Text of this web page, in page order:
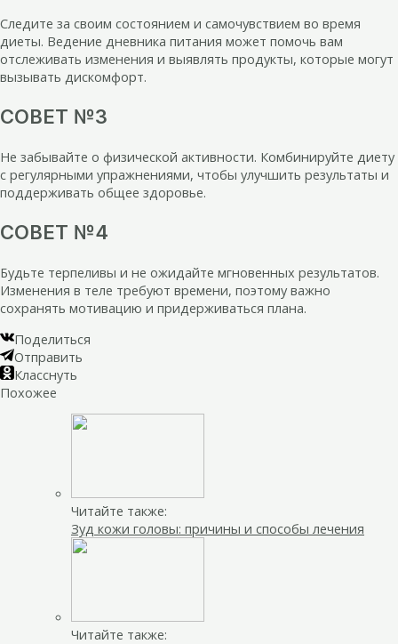
Следите за своим состоянием и самочувствием во время
диеты. Ведение дневника питания может помочь вам
отслеживать изменения и выявлять продукты, которые могут
вызывать дискомфорт.
СОВЕТ №3
Не забывайте о физической активности. Комбинируйте диету
с регулярными упражнениями, чтобы улучшить результаты и
поддерживать общее здоровье.
СОВЕТ №4
Будьте терпеливы и не ожидайте мгновенных результатов.
Изменения в теле требуют времени, поэтому важно
сохранять мотивацию и придерживаться плана.
Поделиться
Отправить
Класснуть
Похожее
Читайте также:
Зуд кожи головы: причины и способы лечения
Читайте также: